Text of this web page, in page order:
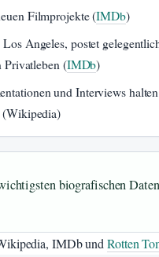
Filmprojekte (IMDb)
Angeles, postet
Privatleben (IMDb)
und Interviews halten
(Wikipedia)
biografischen Daten
IMDb undRotten